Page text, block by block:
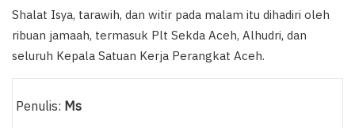
Shalat Isya, tarawih, dan witir pada malam itu dihadiri oleh
ribuan jamaah, termasuk Plt Sekda Aceh, Alhudri, dan
seluruh Kepala Satuan Kerja Perangkat Aceh.
Penulis: Ms